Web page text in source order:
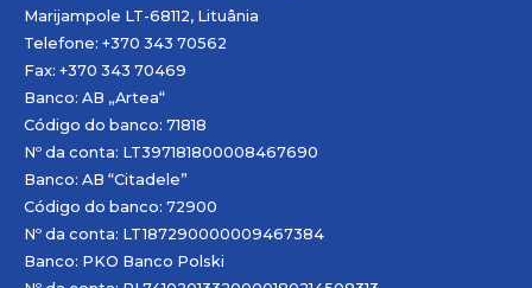
Marijampole LT-68112, Lituânia
Telefone: +370 343 70562
Fax: +370 343 70469
Banco: AB „Artea“
Código do banco: 71818
Nº da conta: LT397181800008467690
Banco: AB “Citadele”
Código do banco: 72900
Nº da conta: LT187290000009467384
Banco: PKO Banco Polski